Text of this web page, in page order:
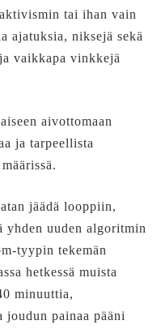
tai ihan vain
ajatuksia, niksejä sekä
vaikkapa vinkkejä
aivottomaan
ja tarpeellista
jäädä looppiin,
yhden uuden algoritmin
tyypin tekemän
hetkessä muista
minuuttia,
joudun painaa pääni